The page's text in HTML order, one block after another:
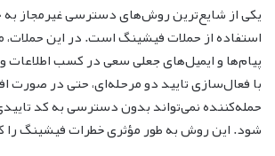
یکی از شایع‌ترین روش‌های دسترسی غیرمجاز
استفاده از حملات فیشینگ است. در این حملات،
پیام‌ها و ایمیل‌های جعلی سعی در کسب اطلاعات
با فعال‌سازی تایید دو مرحله‌ای، حتی در صورت
حمله‌کننده نمی‌تواند بدون دسترسی به کد
شود. این روش به طور مؤثری خطرات فیشینگ